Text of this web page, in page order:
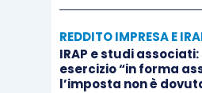
istituire un’
prelevare sulle
che al momento
di imposizione
REDDITO IMPRESA E
IRAP e studi associati:
esercizio “in forma
l’imposta non è